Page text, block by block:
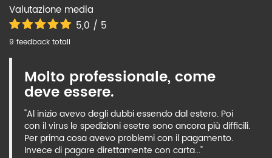
Valutazione media
5,0 / 5
9 feedback totali
Molto professionale, come
deve essere.
"Al inizio avevo degli dubbi essendo dal estero. Poi
con il virus le spedizioni esetre sono ancora più difficili.
Per prima cosa avevo problemi con il pagamento.
Invece di pagare direttamente con carta..."